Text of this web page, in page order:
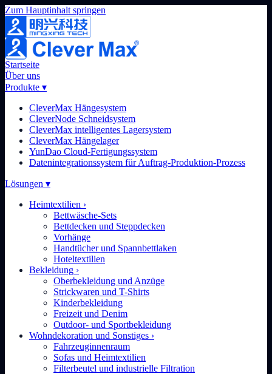
Zum Hauptinhalt springen
Startseite
Über uns
Produkte ▾
CleverMax Hängesystem
CleverNode Schneidsystem
CleverMax intelligentes Lagersystem
CleverMax Hängelager
YunDao Cloud-Fertigungssystem
Datenintegrationssystem für Auftrag-Produktion-Prozess
Lösungen ▾
Heimtextilien ›
Bettwäsche-Sets
Bettdecken und Steppdecken
Vorhänge
Handtücher und Spannbettlaken
Hoteltextilien
Bekleidung ›
Oberbekleidung und Anzüge
Strickwaren und T-Shirts
Kinderbekleidung
Freizeit und Denim
Outdoor- und Sportbekleidung
Wohndekoration und Sonstiges ›
Fahrzeuginnenraum
Sofas und Heimtextilien
Filterbeutel und industrielle Filtration